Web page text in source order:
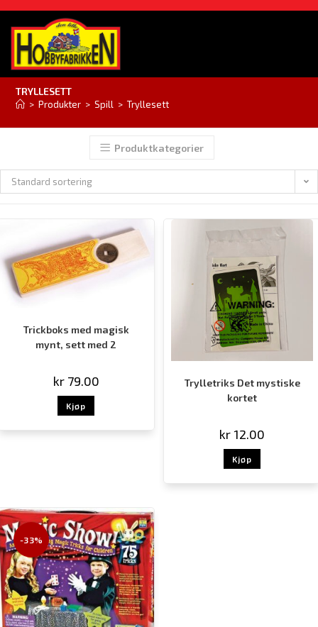
TRYLLESETT
> Produkter > Spill > Tryllesett
Produktkategorier
Standard sortering
Trickboks med magisk
mynt, sett med 2
kr79.00
Kjøp
Trylletriks Det mystiske
kortet
kr 12.00
Kjøp
-33%